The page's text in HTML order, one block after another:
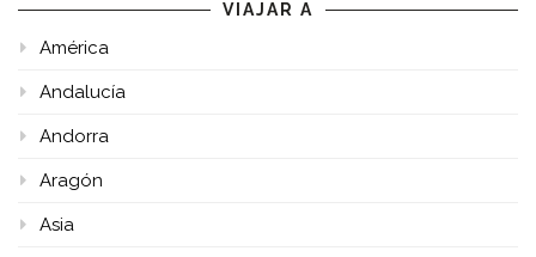
VIAJAR A
América
Andalucía
Andorra
Aragón
Asia